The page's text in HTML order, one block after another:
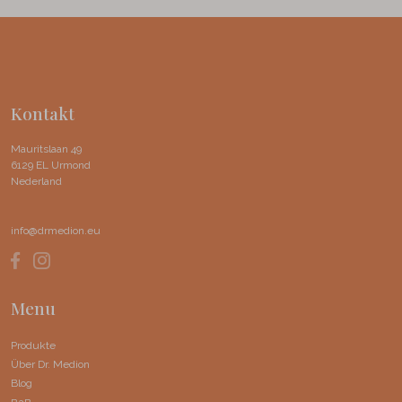
Kontakt
Mauritslaan 49
6129 EL Urmond
Nederland
info@drmedion.eu
Menu
Produkte
Über Dr. Medion
Blog